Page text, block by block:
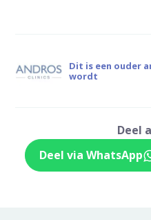
Dit is een ouder
wordt
Deel
Deel via WhatsApp
Deel dit